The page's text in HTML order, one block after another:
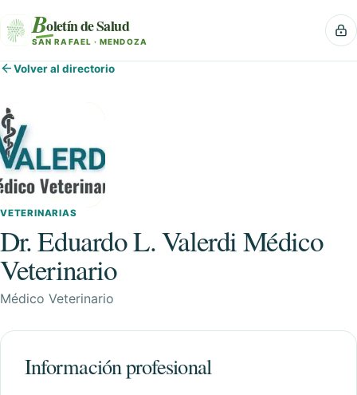
Boletín de Salud
SAN RAFAEL · MENDOZA
Volver al directorio
VETERINARIAS
Dr. Eduardo L. Valerdi Médico
Veterinario
Médico Veterinario
Información profesional